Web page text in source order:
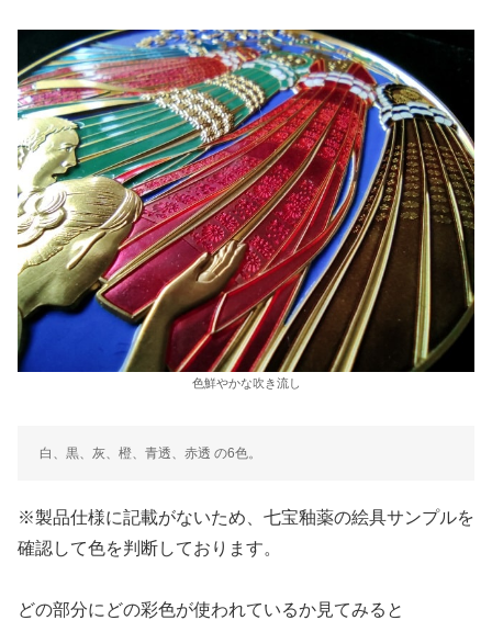
色鮮やかな吹き流し
白、黒、灰、橙、青透、赤透 の6色。
※製品仕様に記載がないため、七宝釉薬の絵具サンプルを
確認して色を判断しております。
どの部分にどの彩色が使われているか見てみると